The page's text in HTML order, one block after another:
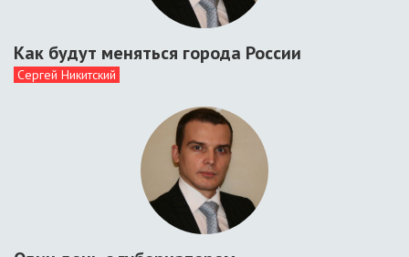
Как будут меняться города России
Сергей Никитский